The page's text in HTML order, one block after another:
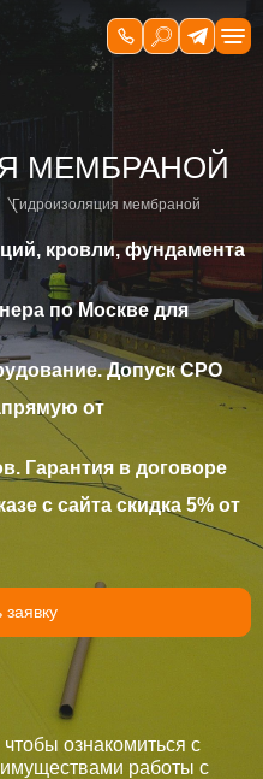
МЕМБРАНОЙ
Гидроизоляция мембраной
кровли, фундамента
по Москве для
Допуск СРО
от
Гарантия в договоре
с сайта скидка 5% от
заявку
ознакомиться с
работы с